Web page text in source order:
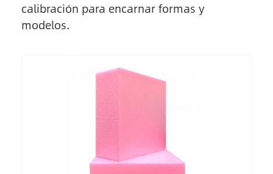
calibración para encarnar formas y
modelos.